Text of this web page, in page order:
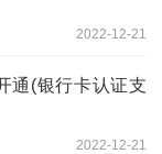
2022-12-21
通(银行卡认证支
2022-12-21